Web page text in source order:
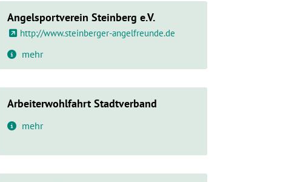
Angelsportverein Steinberg e.V.
http://www.steinberger-angelfreunde.de
mehr
Arbeiterwohlfahrt Stadtverband
mehr